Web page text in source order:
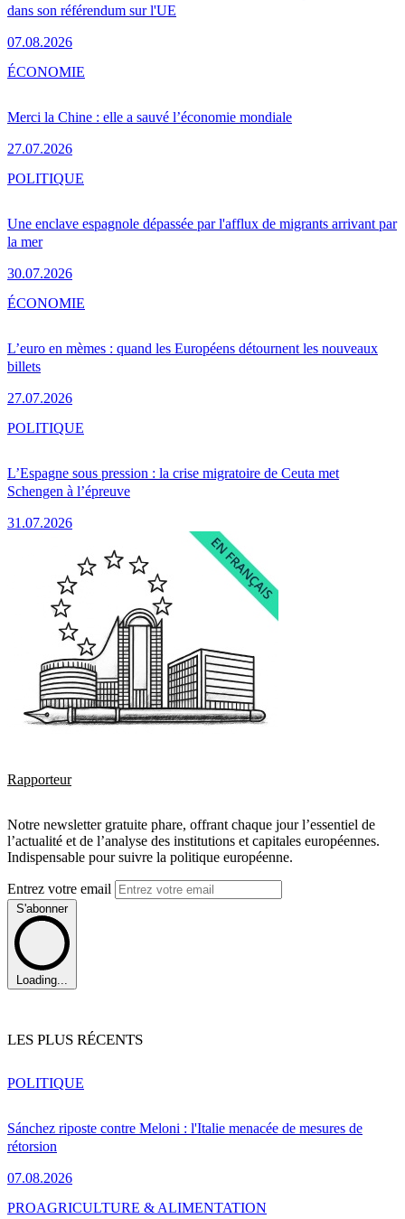
dans son référendum sur l'UE
07.08.2026
Merci la Chine : elle a sauvé l’économie mondiale
27.07.2026
ÉCONOMIE
Une enclave espagnole dépassée par l'afflux de migrants arrivant par
la mer
30.07.2026
POLITIQUE
L’euro en mèmes : quand les Européens détournent les nouveaux
billets
27.07.2026
ÉCONOMIE
L’Espagne sous pression : la crise migratoire de Ceuta met
Schengen à l’épreuve
31.07.2026
POLITIQUE
Rapporteur
Notre newsletter gratuite phare, offrant chaque jour l’essentiel de
l’actualité et de l’analyse des institutions et capitales européennes.
Indispensable pour suivre la politique européenne.
Entrez votre email
S'abonner
Loading...
LES PLUS RÉCENTS
Sánchez riposte contre Meloni : l'Italie menacée de mesures de
rétorsion
07.08.2026
POLITIQUE
PROAGRICULTURE & ALIMENTATION